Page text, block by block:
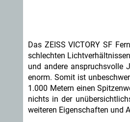
Das ZEISS VICTORY SF
schlechten
und andere anspruchsvolle
enorm. Somit ist
1.000 Metern einen
nichts in der
weiteren Eigenschaften und